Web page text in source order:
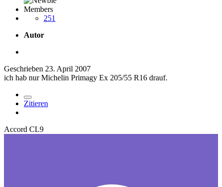
Members
251
Autor
Geschrieben 23. April 2007
ich hab nur Michelin Primagy Ex 205/55 R16 drauf.
Zitieren
Accord CL9